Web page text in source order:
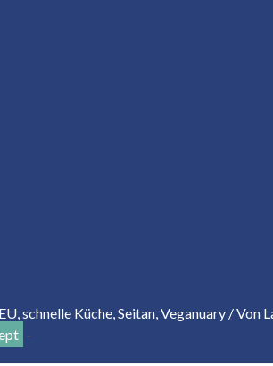
,schnelle Küche,Seitan,Veganuary / Von
-